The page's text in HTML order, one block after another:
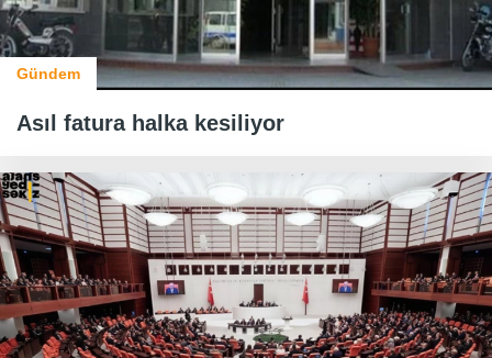
Gündem
Asıl fatura halka kesiliyor